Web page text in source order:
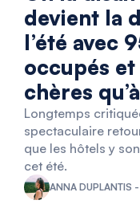
devient la
l’été avec
occupés
chères
Longtemps
spectaculaire
que les hôtels y
cet été.
ANNA DUPLANTIS